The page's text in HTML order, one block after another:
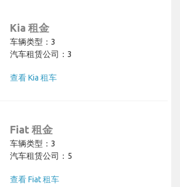
Kia 租金
车辆类型：3
汽车租赁公司：3
查看 Kia 租车
Fiat 租金
车辆类型：3
汽车租赁公司：5
查看 Fiat 租车